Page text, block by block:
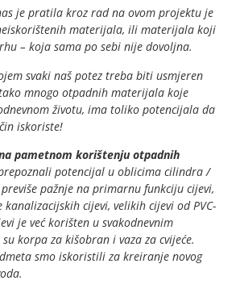
je pratila kroz rad na ovom projektu je
materijala, ili materijala koji
– koja sama po sebi nije dovoljna.
svaki naš potez treba biti usmjeren
mnogo otpadnih materijala koje
životu, ima toliko potencijala da
iskoriste!
pametnom korištenju otpadnih
potencijal u oblicima cilindra /
pažnje na primarnu funkciju cijevi,
cijevi, velikih cijevi od PVC-
je već korišten u svakodnevnim
korpa za kišobran i vaza za cvijeće.
smo iskoristili za kreiranje novog